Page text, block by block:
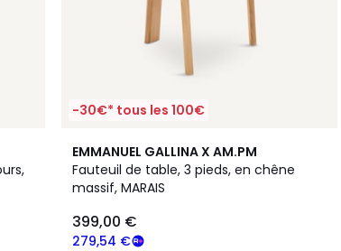
-30€* tous les 100€
EMMANUEL GALLINA X AM.PM
Fauteuil de table, 3 pieds, en chêne
massif, MARAIS
279,54 €
399,00 €
4,9
/ 5